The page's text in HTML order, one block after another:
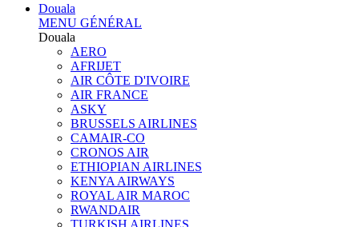
Douala
MENU GÉNÉRAL
Douala
AERO
AFRIJET
AIR CÔTE D'IVOIRE
AIR FRANCE
ASKY
BRUSSELS AIRLINES
CAMAIR-CO
CRONOS AIR
ETHIOPIAN AIRLINES
KENYA AIRWAYS
ROYAL AIR MAROC
RWANDAIR
TURKISH AIRLINES